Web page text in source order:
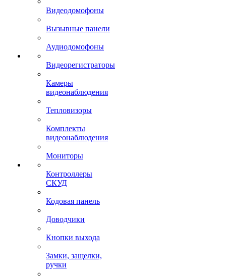
Видеодомофоны
Вызывные панели
Аудиодомофоны
Видеорегистраторы
Камеры
видеонаблюдения
Тепловизоры
Комплекты
видеонаблюдения
Мониторы
Контроллеры
СКУД
Кодовая панель
Доводчики
Кнопки выхода
Замки, защелки,
ручки